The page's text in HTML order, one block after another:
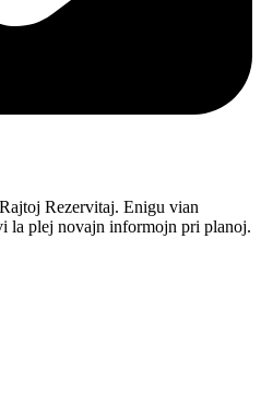
Rezervitaj. Enigu vian
la plej novajn informojn pri planoj.